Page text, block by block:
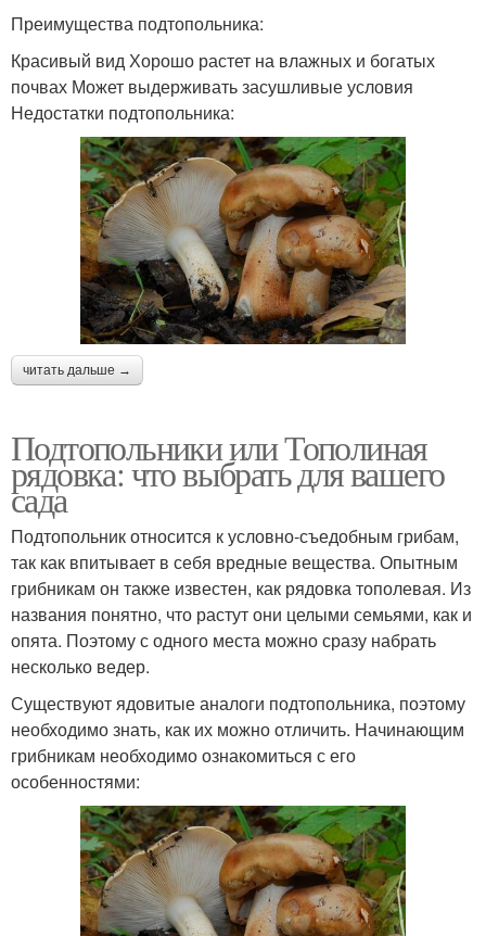
Преимущества подтопольника:
Красивый вид Хорошо растет на влажных и богатых
почвах Может выдерживать засушливые условия
Недостатки подтопольника:
читать дальше →
Подтопольники или Тополиная
рядовка: что выбрать для вашего
сада
Подтопольник относится к условно-съедобным грибам,
так как впитывает в себя вредные вещества. Опытным
грибникам он также известен, как рядовка тополевая. Из
названия понятно, что растут они целыми семьями, как и
опята. Поэтому с одного места можно сразу набрать
несколько ведер.
Существуют ядовитые аналоги подтопольника, поэтому
необходимо знать, как их можно отличить. Начинающим
грибникам необходимо ознакомиться с его
особенностями: